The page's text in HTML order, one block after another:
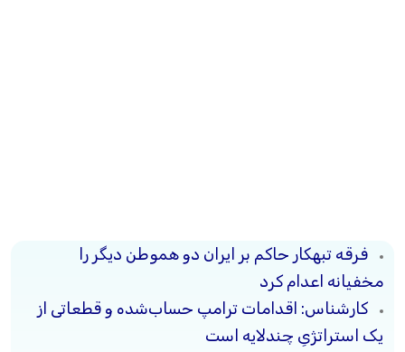
فرقه تبهکار حاکم بر ایران دو هموطن دیگر را
مخفیانه اعدام کرد
کارشناس: اقدامات ترامپ حساب‌شده و قطعاتی از
یک استراتژیِ چندلایه است